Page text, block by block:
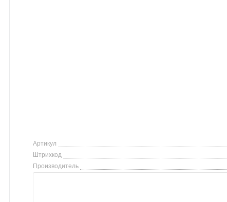
Артикул
Штрихкод
Производитель